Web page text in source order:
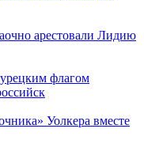
арестовали Лидию
флагом
Уолкера вместе